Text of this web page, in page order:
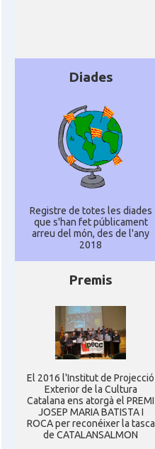
Diades
Registre de totes les diades
que s'han fet públicament
arreu del món, des de l'any
2018
Premis
El 2016 l'Institut de Projecció
Exterior de la Cultura
Catalana ens atorgà el PREMI
JOSEP MARIA BATISTA I
ROCA per reconéixer la tasca
de CATALANSALMON